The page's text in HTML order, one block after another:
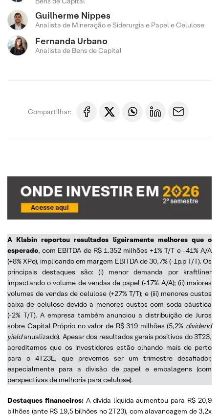
Guilherme Nippes
Analista de Mineração e Siderurgia e Papel e Celulose
Fernanda Urbano
Analista de Bens de Capital
Compartilhar:
A Klabin reportou resultados ligeiramente melhores que o
esperado, com EBITDA de R$ 1.352 milhões +1% T/T e -41% A/A
(+8% XPe), implicando em margem EBITDA de 30,7% (-1p.p T/T). Os
principais destaques são: (i) menor demanda por kraftliner
impactando o volume de vendas de papel (-17% A/A); (ii) maiores
volumes de vendas de celulose (+27% T/T); e (iii) menores custos
caixa de celulose devido a menores custos com soda cáustica
(-2% T/T). A empresa também anunciou a distribuição de Juros
sobre Capital Próprio no valor de R$ 319 milhões (5,2% dividend
yieldanualizado). Apesar dos resultados gerais positivos do 3T23,
acreditamos que os investidores estão olhando mais de perto
para o 4T23E, que prevemos ser um trimestre desafiador,
especialmente para a divisão de papel e embalagens (com
perspectivas de melhoria para celulose).
Destaques financeiros:A dívida líquida aumentou para R$ 20,9
bilhões (ante R$ 19,5 bilhões no 2T23), com alavancagem de 3,2x